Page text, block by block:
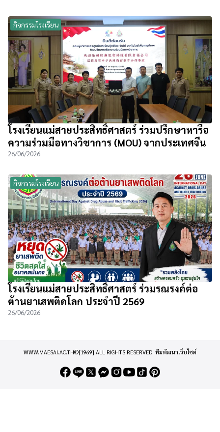
กิจกรรมโรงเรียน
โรงเรียนแม่สายประสิทธิ์ศาสตร์ ร่วมปรึกษาหารือ
ความร่วมมือทางวิชาการ (MOU) จากประเทศจีน
26/06/2026
กิจกรรมโรงเรียน
โรงเรียนแม่สายประสิทธิ์ศาสตร์ ร่วมรณรงค์ต่อ
ต้านยาเสพติดโลก ประจำปี 2569
26/06/2026
WWW.MAESAI.AC.TH©[1969] ALL RIGHTS RESERVED. ทีมพัฒนาเว็บไซต์